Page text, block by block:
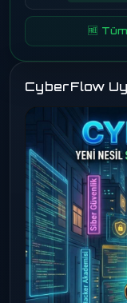
🆓
CyberFlow